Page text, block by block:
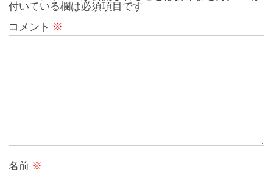
k
付いている欄は必須項目です
コメント ※
名前 ※